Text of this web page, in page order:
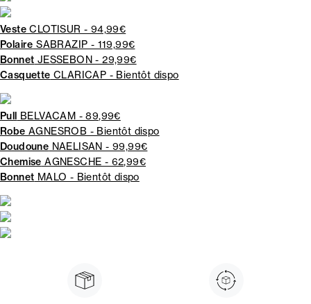
Veste CLOTISUR - 94,99€
Polaire SABRAZIP - 119,99€
Bonnet JESSEBON - 29,99€
Casquette CLARICAP - Bientôt dispo
Pull BELVACAM - 89,99€
Robe AGNESROB - Bientôt dispo
Doudoune NAELISAN - 99,99€
Chemise AGNESCHE - 62,99€
Bonnet MALO - Bientôt dispo